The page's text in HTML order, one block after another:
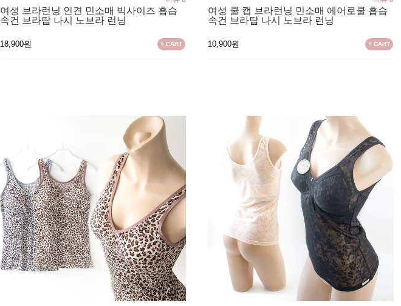
여성 브라런닝 인견 민소매 빅사이즈 흡습
속건 브라탑 나시 노브라 런닝
18,900원 + CART
여성 쿨 캡 브라런닝 민소매 에어로쿨 흡습
속건 브라탑 나시 노브라 런닝
10,900원 + CART